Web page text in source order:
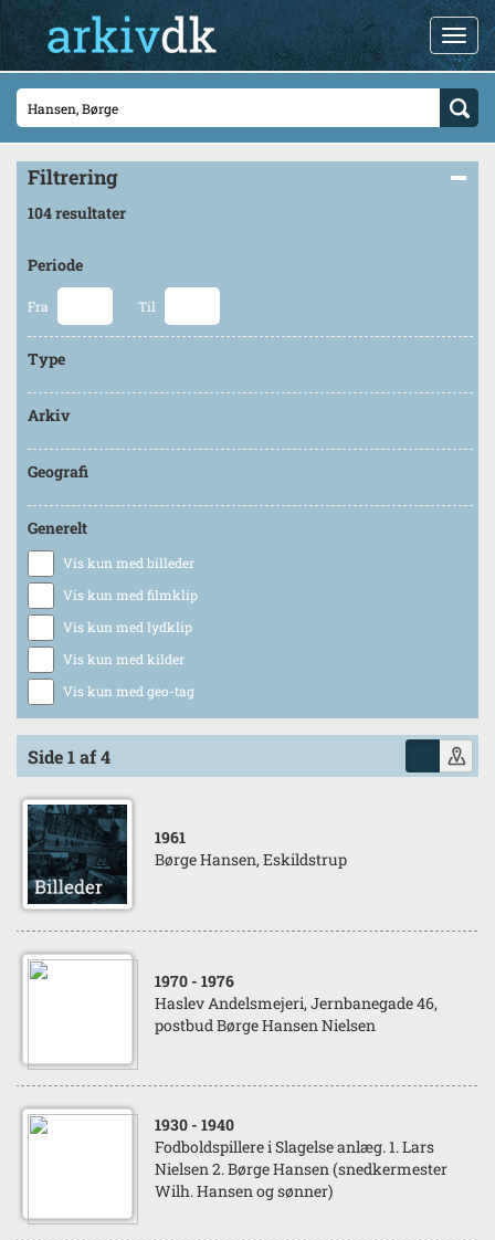
Filtrering
104 resultater
Periode
Fra Til
Type
Arkiv
Geografi
Generelt
Vis kun med billeder
Vis kun med filmklip
Vis kun med lydklip
Vis kun med kilder
Vis kun med geo-tag
Side 1 af 4
1961
Børge Hansen, Eskildstrup
1970 - 1976
Haslev Andelsmejeri, Jernbanegade 46,
postbud Børge Hansen Nielsen
1930 - 1940
Fodboldspillere i Slagelse anlæg. 1. Lars
Nielsen 2. Børge Hansen (snedkermester
Wilh. Hansen og sønner)